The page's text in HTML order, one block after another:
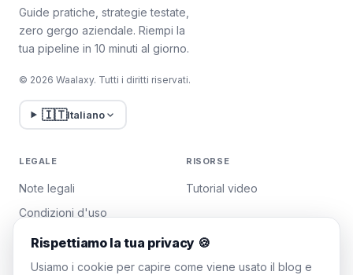
Guide pratiche, strategie testate,
zero gergo aziendale. Riempi la
tua pipeline in 10 minuti al giorno.
© 2026 Waalaxy. Tutti i diritti riservati.
🇮🇹Italiano
LEGALE
Note legali
Condizioni d'uso
Politica sulla privacy
Gestisci i cookie
RISORSE
Tutorial video
Rispettiamo la tua privacy 🍪
Usiamo i cookie per capire come viene usato il blog e